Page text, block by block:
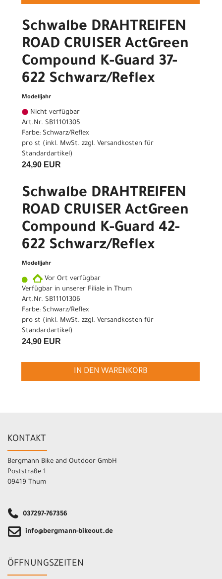
Schwalbe DRAHTREIFEN
ROAD CRUISER ActGreen
Compound K-Guard 37-
622 Schwarz/Reflex
Modelljahr
Nicht verfügbar
Art.Nr. SB11101305
Farbe: Schwarz/Reflex
pro st (inkl. MwSt. zzgl. Versandkosten für
Standardartikel)
24,90 EUR
Schwalbe DRAHTREIFEN
ROAD CRUISER ActGreen
Compound K-Guard 42-
622 Schwarz/Reflex
Modelljahr
Vor Ort verfügbar
Verfügbar in unserer Filiale in Thum
Art.Nr. SB11101306
Farbe: Schwarz/Reflex
pro st (inkl. MwSt. zzgl. Versandkosten für
Standardartikel)
24,90 EUR
IN DEN WARENKORB
KONTAKT
Bergmann Bike and Outdoor GmbH
Poststraße 1
09419 Thum
037297-767356
info@bergmann-bikeout.de
ÖFFNUNGSZEITEN